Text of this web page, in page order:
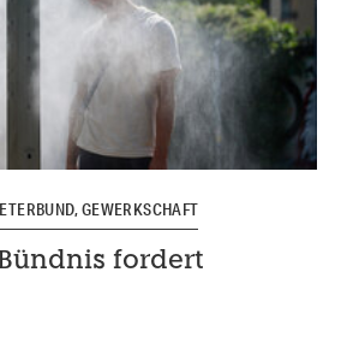
GEWERKSCHAFT
fordert